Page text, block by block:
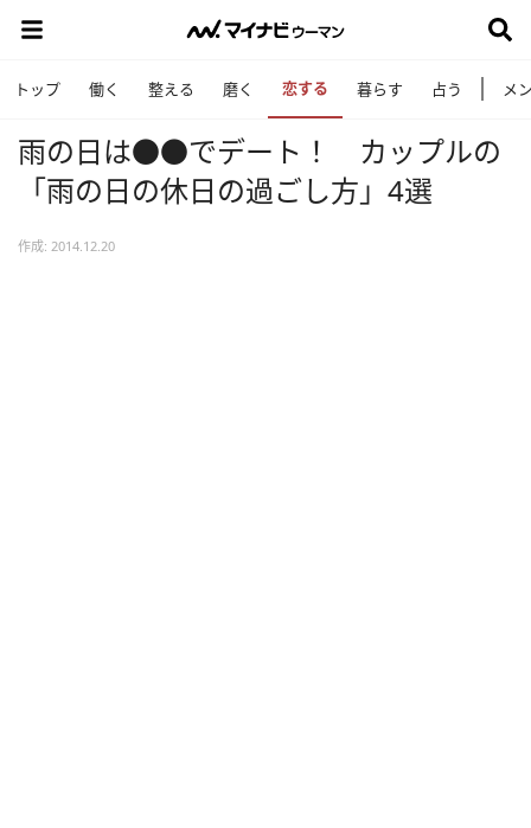
トップ 働く 整える 磨く 恋する 暮らす 占う メ
雨の日は●●でデート！ カップルの
「雨の日の休日の過ごし方」4選
作成: 2014.12.20